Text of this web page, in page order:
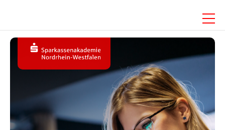
Menü